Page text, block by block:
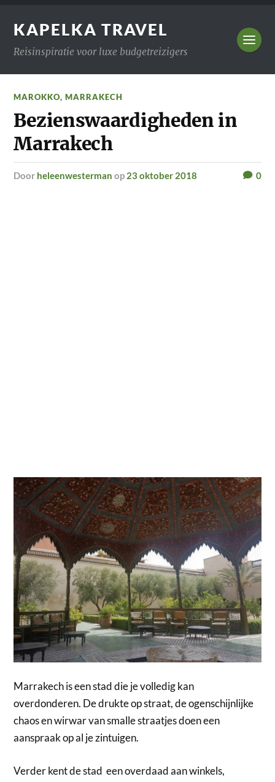
KAPELKA TRAVEL
Reisinspiratie voor luxe budgetreizigers
MAROKKO,MARRAKECH
Bezienswaardigheden in
Marrakech
door heleenwesterman op 23 oktober 2018 0
Marrakech is een stad die je volledig kan
overdonderen. De drukte op straat, de ogenschijnlijke
chaos en wirwar van smalle straatjes doen een
aanspraak op al je zintuigen.
Verder kent de stad een overdaad aan winkels,